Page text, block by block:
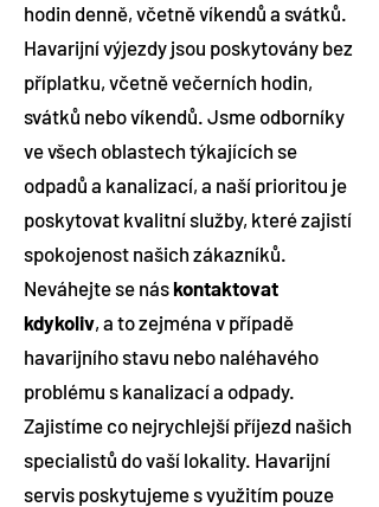
hodin denně, včetně víkendů a svátků.
Havarijní výjezdy jsou poskytovány bez
příplatku, včetně večerních hodin,
svátků nebo víkendů. Jsme odborníky
ve všech oblastech týkajících se
odpadů a kanalizací, a naší prioritou je
poskytovat kvalitní služby, které zajistí
spokojenost našich zákazníků.
Neváhejte se náskontaktovat
kdykoliv, a to zejména v případě
havarijního stavu nebo naléhavého
problému s kanalizací a odpady.
Zajistíme co nejrychlejší příjezd našich
specialistů do vaší lokality. Havarijní
servis poskytujeme s využitím pouze